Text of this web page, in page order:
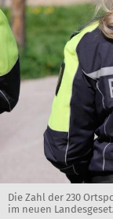
Die Zahl der 230
im neuen